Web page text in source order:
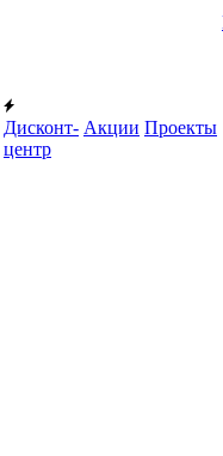
Дисконт-
центр
Акции Проекты